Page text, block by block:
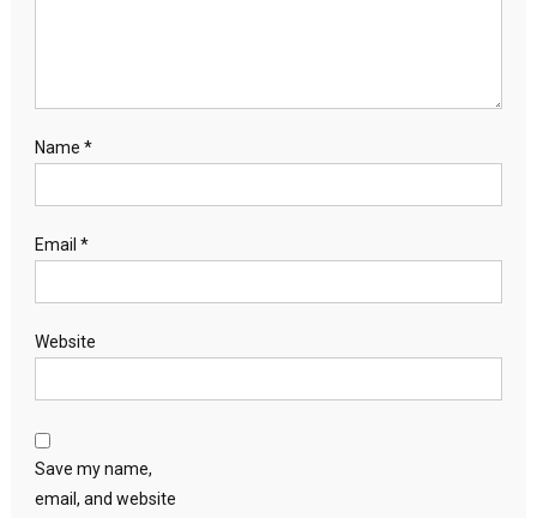
Name *
Email *
Website
Save my name,
email, and website